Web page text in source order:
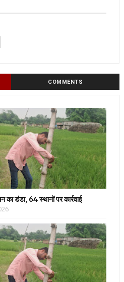
COMMENTS
डंडा, 64 स्थानों पर कार्रवाई